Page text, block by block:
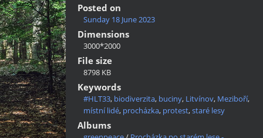
Posted on
Sunday 18 June 2023
Dimensions
3000*2000
File size
8798 KB
Keywords
#HLT33, biodiverzita, buciny, Litvínov, Meziboří,
místní lidé, procházka, protest,staré lesy
Albums